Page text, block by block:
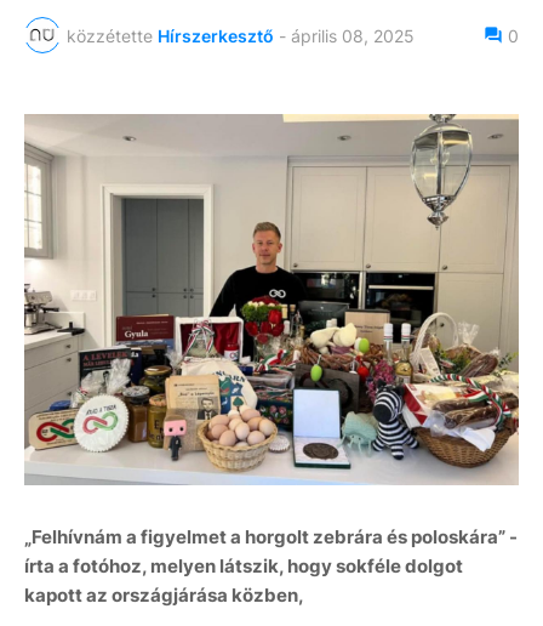
közzétette Hírszerkesztő - április 08, 2025 0
„Felhívnám a figyelmet a horgolt zebrára és poloskára” -
írta a fotóhoz, melyen látszik, hogy sokféle dolgot
kapott az országjárása közben,